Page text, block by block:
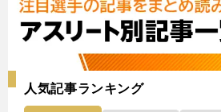
人気記事ランキング